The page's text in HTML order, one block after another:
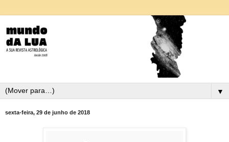
▼
sexta-feira, 29 de junho de 2018